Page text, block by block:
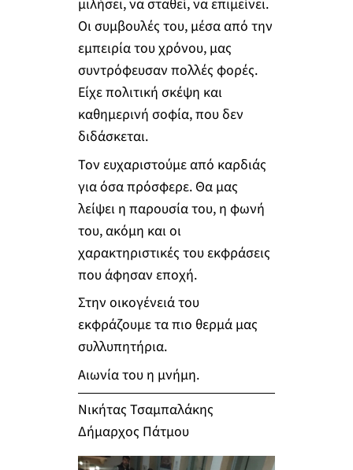
μιλήσει, να σταθεί, να επιμείνει.
Οι συμβουλές του, μέσα από την
εμπειρία του χρόνου, μας
συντρόφευσαν πολλές φορές.
Είχε πολιτική σκέψη και
καθημερινή σοφία, που δεν
διδάσκεται.
Τον ευχαριστούμε από καρδιάς
για όσα πρόσφερε. Θα μας
λείψει η παρουσία του, η φωνή
του, ακόμη και οι
χαρακτηριστικές του εκφράσεις
που άφησαν εποχή.
Στην οικογένειά του
εκφράζουμε τα πιο θερμά μας
συλλυπητήρια.
Αιωνία του η μνήμη.
Νικήτας Τσαμπαλάκης
Δήμαρχος Πάτμου